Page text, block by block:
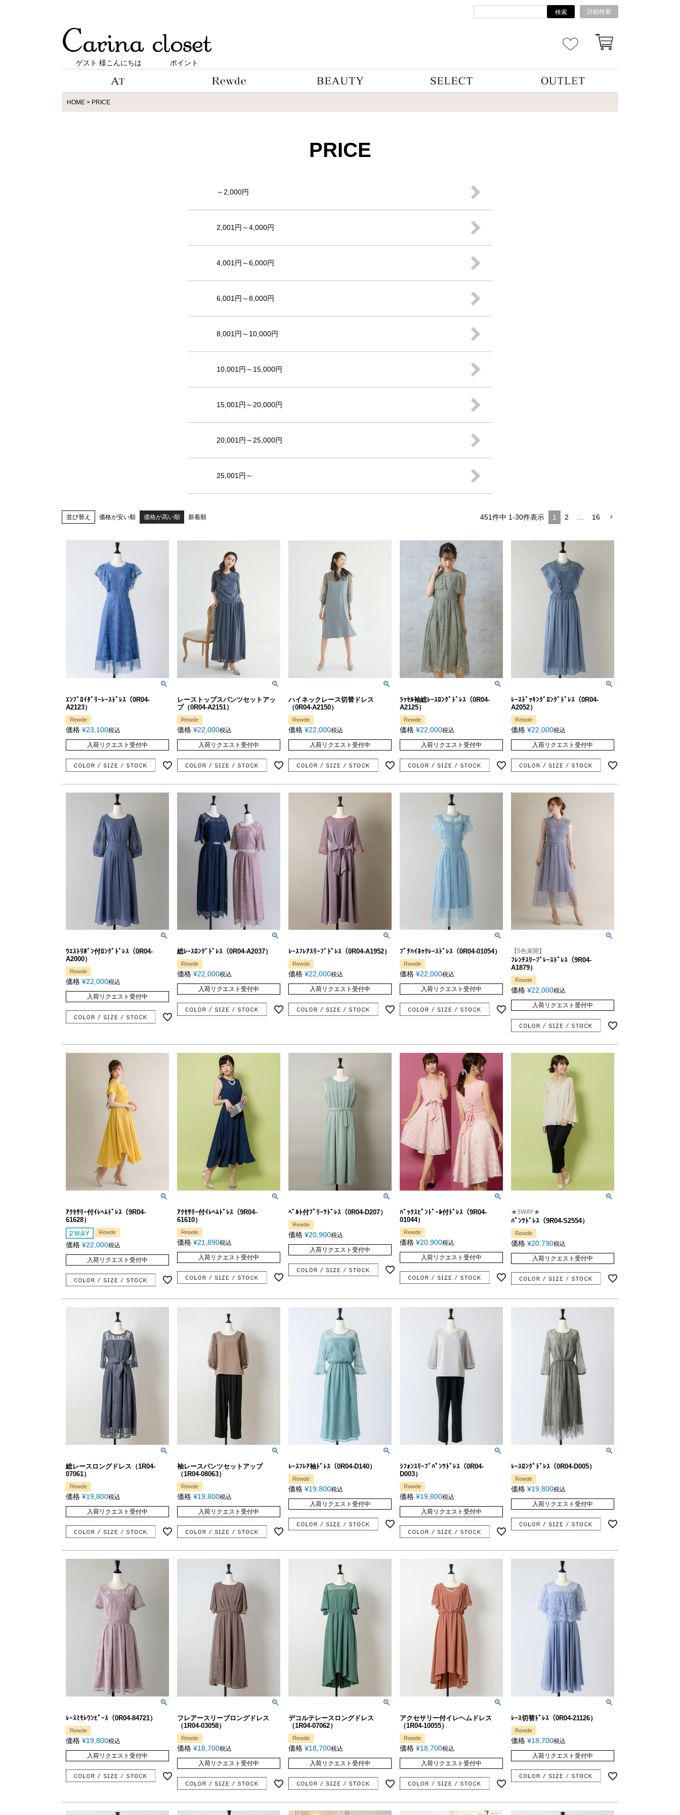
検索 詳細検索
ゲスト 様こんにちは ポイント
HOME PRICE
PRICE
～2,000円
2,001円～4,000円
4,001円～6,000円
6,001円～8,000円
8,001円～10,000円
10,001円～15,000円
15,001円～20,000円
20,001円～25,000円
25,001円～
並び替え 価格が安い順 価格が高い順 新着順 451件中 1-30件表示 1 2 16
ｴﾝﾌﾞﾛｲﾀﾞﾘｰﾚｰｽﾄﾞﾚｽ（0R04-
A2123）
Rewde
価格 ¥23,100税込
入荷リクエスト受付中
レーストップスパンツセットアッ
プ（0R04-A2151）
Rewde
価格 ¥22,000税込
入荷リクエスト受付中
ハイネックレース切替ドレス
（0R04-A2150）
Rewde
価格 ¥22,000税込
入荷リクエスト受付中
ﾗｯｾﾙ袖総ﾚｰｽﾛﾝｸﾞﾄﾞﾚｽ（0R04-
A2125）
Rewde
価格 ¥22,000税込
入荷リクエスト受付中
ﾚｰｽﾄﾞｯｷﾝｸﾞﾛﾝｸﾞﾄﾞﾚｽ（0R04-
A2052）
Rewde
価格 ¥22,000税込
入荷リクエスト受付中
ｳｴｽﾄﾘﾎﾞﾝ付ﾛﾝｸﾞﾄﾞﾚｽ（0R04-
A2000）
Rewde
価格 ¥22,000税込
入荷リクエスト受付中
総ﾚｰｽﾛﾝｸﾞﾄﾞﾚｽ（0R04-A2037）
Rewde
価格 ¥22,000税込
入荷リクエスト受付中
ﾚｰｽﾌﾚｱｽﾘｰﾌﾞﾄﾞﾚｽ（0R04-A1952）
Rewde
価格 ¥22,000税込
入荷リクエスト受付中
ﾌﾟﾁﾊｲﾈｯｸﾚｰｽﾄﾞﾚｽ（0R04-01054）
Rewde
価格 ¥22,000税込
入荷リクエスト受付中
【5色展開】
ﾌﾚﾝﾁｽﾘｰﾌﾞﾚｰｽﾄﾞﾚｽ（9R04-
A1879）
Rewde
価格 ¥22,000税込
入荷リクエスト受付中
ｱｸｾｻﾘｰ付ｲﾚﾍﾑﾄﾞﾚｽ（9R04-
61628）
Rewde
価格 ¥22,000税込
入荷リクエスト受付中
ｱｸｾｻﾘｰ付ｲﾚﾍﾑﾄﾞﾚｽ（9R04-
61610）
Rewde
価格 ¥21,890税込
入荷リクエスト受付中
ﾍﾞﾙﾄ付ﾌﾟﾘｰﾂﾄﾞﾚｽ（0R04-D207）
Rewde
価格 ¥20,900税込
入荷リクエスト受付中
ﾊﾞｯｸｽﾋﾟﾝﾄﾞｰﾙ付ﾄﾞﾚｽ（9R04-
01044）
Rewde
価格 ¥20,900税込
入荷リクエスト受付中
★3WAY★
ﾊﾟﾝﾂﾄﾞﾚｽ（9R04-S2554）
Rewde
価格 ¥20,790税込
入荷リクエスト受付中
総レースロングドレス（1R04-
07061）
Rewde
価格 ¥19,800税込
入荷リクエスト受付中
袖レースパンツセットアップ
（1R04-08063）
Rewde
価格 ¥19,800税込
入荷リクエスト受付中
ﾚｰｽﾌﾚｱ袖ﾄﾞﾚｽ（0R04-D140）
Rewde
価格 ¥19,800税込
入荷リクエスト受付中
ｼﾌｫﾝｽﾘｰﾌﾞﾊﾟﾝﾂﾄﾞﾚｽ（0R04-
D003）
Rewde
価格 ¥19,800税込
入荷リクエスト受付中
ﾚｰｽﾛﾝｸﾞﾄﾞﾚｽ（0R04-D005）
Rewde
価格 ¥19,800税込
入荷リクエスト受付中
ﾚｰｽﾐﾓﾚﾜﾝﾋﾟｰｽ（0R04-84721）
Rewde
価格 ¥19,800税込
入荷リクエスト受付中
フレアースリーブロングドレス
（1R04-03058）
Rewde
価格 ¥18,700税込
入荷リクエスト受付中
デコルテレースロングドレス
（1R04-07062）
Rewde
価格 ¥18,700税込
入荷リクエスト受付中
アクセサリー付イレヘムドレス
（1R04-10055）
Rewde
価格 ¥18,700税込
入荷リクエスト受付中
ﾚｰｽ切替ﾄﾞﾚｽ（0R04-21126）
Rewde
価格 ¥18,700税込
入荷リクエスト受付中